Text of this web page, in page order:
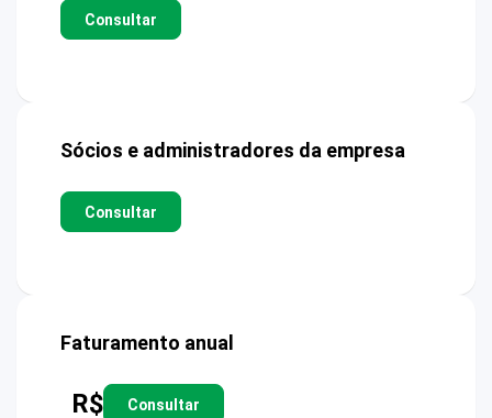
Consultar
Sócios e administradores da empresa
Consultar
Faturamento anual
R$ Consultar